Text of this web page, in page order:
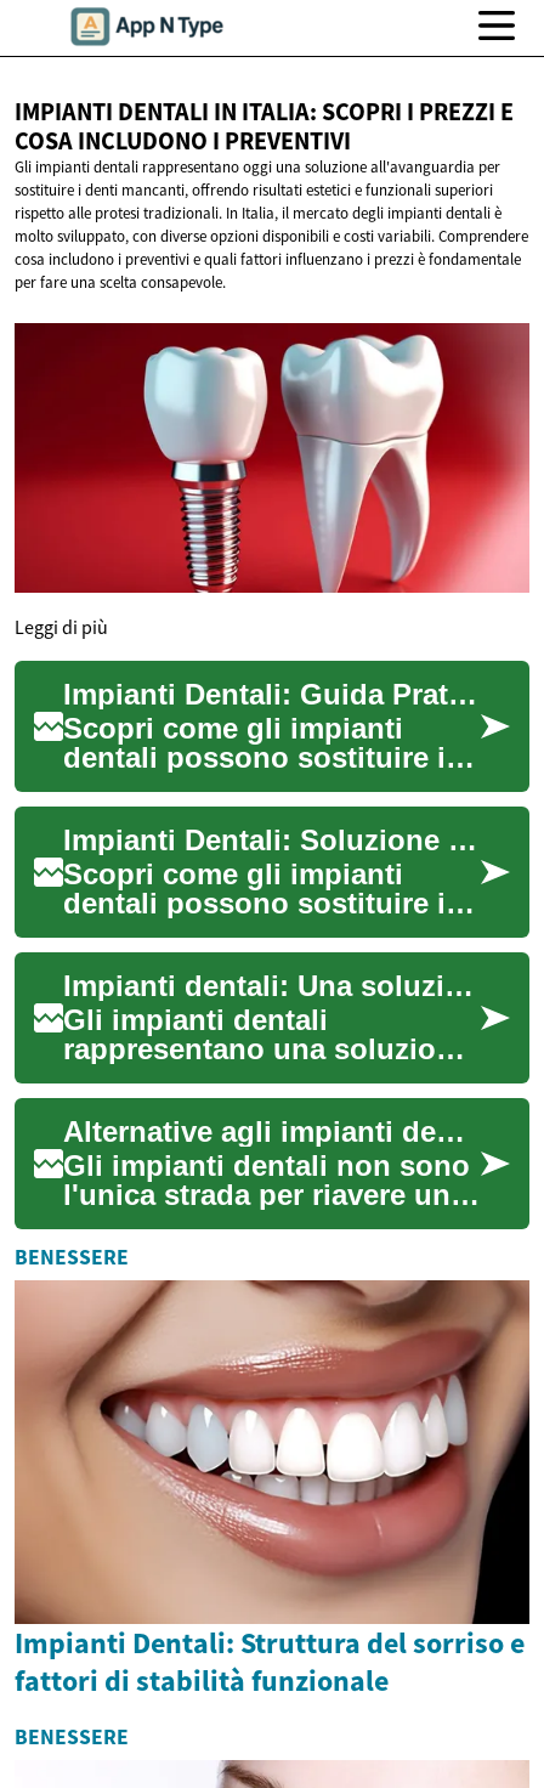
IMPIANTI DENTALI IN ITALIA: SCOPRI I PREZZI E
COSA INCLUDONO I PREVENTIVI
Gli impianti dentali rappresentano oggi una soluzione all'avanguardia per
sostituire i denti mancanti, offrendo risultati estetici e funzionali superiori
rispetto alle protesi tradizionali. In Italia, il mercato degli impianti dentali è
molto sviluppato, con diverse opzioni disponibili e costi variabili. Comprendere
cosa includono i preventivi e quali fattori influenzano i prezzi è fondamentale
per fare una scelta consapevole.
Leggi di più
Impianti Dentali: Guida Pratica per Ripristinare il Sorriso
Scopri come gli impianti
dentali possono sostituire i
denti mancanti con risultati
stabili, estetici e funzionali.
Qu...
Impianti Dentali: Soluzione Definitiva per il Sorriso
Scopri come gli impianti
dentali possono sostituire i
denti mancanti con risultati
naturali e duraturi. Questa
guida ...
Impianti dentali: Una soluzione moderna per sostituire i denti mancanti
Gli impianti dentali
rappresentano una soluzione
innovativa e sempre più
diffusa per sostituire i denti
mancanti, off...
Alternative agli impianti dentali: soluzioni per il sorriso
Gli impianti dentali non sono
l'unica strada per riavere un
sorriso funzionale e bello. In
base alla salute orale, al...
BENESSERE
Impianti Dentali: Struttura del sorriso e
fattori di stabilità funzionale
BENESSERE